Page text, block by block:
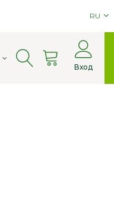
RU
Cart
Вход